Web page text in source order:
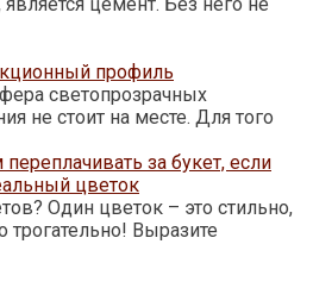
профиль
светопрозрачных
не стоит на месте. Для того
за букет, если
цветок
Один цветок – это стильно,
трогательно! Выразите